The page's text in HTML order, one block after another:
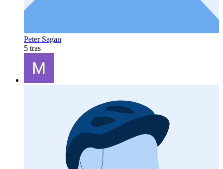
Peter Sagan
5 tras